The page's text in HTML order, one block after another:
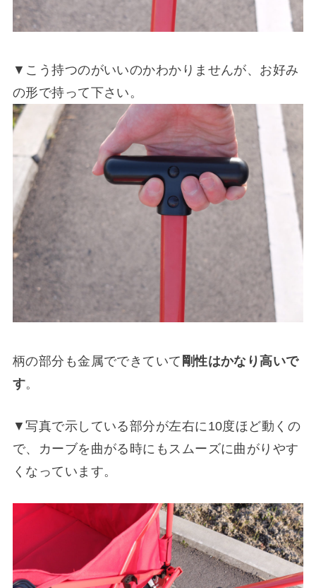
▼こう持つのがいいのかわかりませんが、お好み
の形で持って下さい。
柄の部分も金属でできていて 剛性はかなり高いで
す。
▼写真で示している部分が左右に10度ほど動くの
で、カーブを曲がる時にもスムーズに曲がりやす
くなっています。